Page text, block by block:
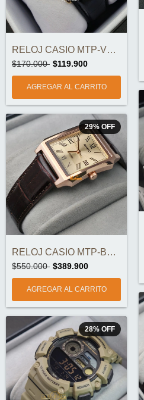
RELOJ CASIO MTP-V002GL-7B2UDF ORIGINAL
$170.000 $119.900
29% OFF
RELOJ CASIO MTP-B190RGL-9BVDF ORIGINAL
$550.000 $389.900
28% OFF